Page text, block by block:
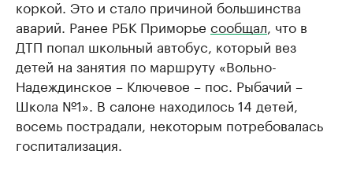
коркой. Это и стало причиной большинства
аварий. Ранее РБК Приморье сообщал , что в
ДТП попал школьный автобус, который вез
детей на занятия по маршруту «Вольно-
Надеждинское – Ключевое – пос. Рыбачий –
Школа №1». В салоне находилось 14 детей,
восемь пострадали, некоторым потребовалась
госпитализация.